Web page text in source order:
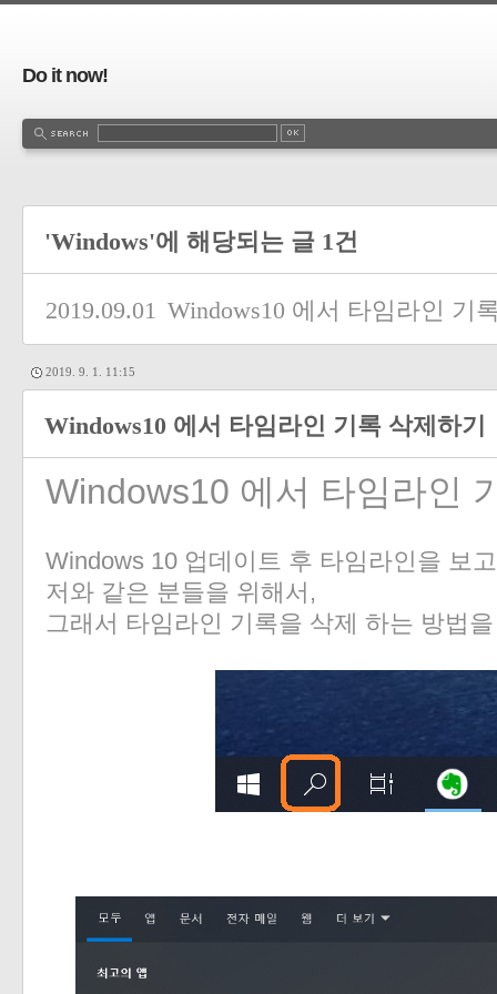
Do it now!
'Windows'에 해당되는 글 1건
2019.09.01 Windows10 에서 타임라인 기
2019. 9. 1. 11:15
Windows10 에서 타임라인 기록 삭제하기
Windows10 에서 타임라인
Windows 10 업데이트 후 타임라인을 보
저와 같은 분들을 위해서,
그래서 타임라인 기록을 삭제 하는 방법